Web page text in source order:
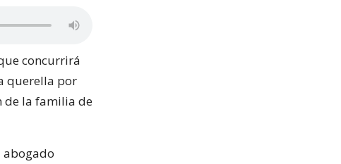
concurrirá
querella por
de la familia de
abogado